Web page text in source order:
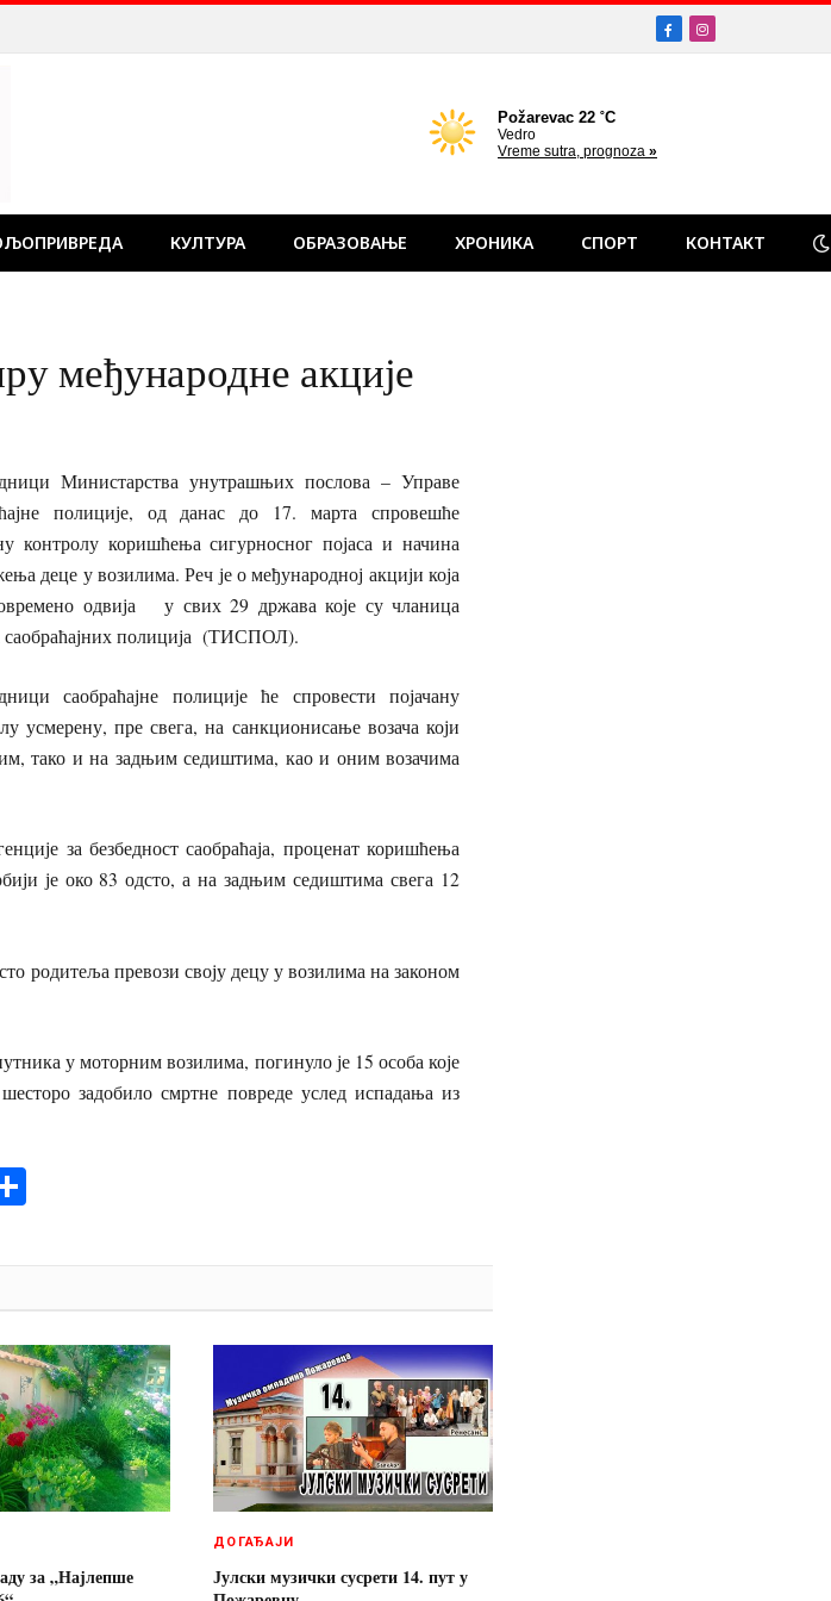
FacebookInstagram
КУЛТУРА ОБРАЗОВАЊЕ ХРОНИКА СПОРТ КОНТАКТ
међународне акције
Министарства унутрашњих послова – Управе
полиције, од данас до 17. марта спровешће
контролу коришћења сигурносног појаса и начина
деце у возилима. Реч је о међународној акцији која
одвија у свих 29 држава које су чланица
полиција (ТИСПОЛ).
саобраћајне полиције ће спровести појачану
усмерену, пре свега, на санкционисање возача који
тако и на задњим седиштима, као и оним возачима
за безбедност саобраћаја, проценат коришћења
је око 83 одсто, а на задњим седиштима свега 12
родитеља превози своју децу у возилима на законом
у моторним возилима, погинуло је 15 особа које
задобило смртне повреде услед испадања из
за „Најлепше
ДОГАЂАЈИ
Јулски музички сусрети 14. пут у